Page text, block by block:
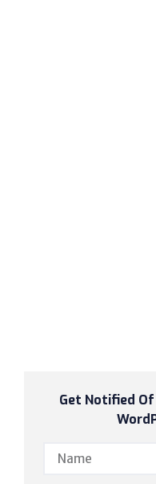
Get Notified